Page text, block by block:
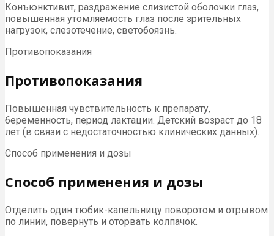
Конъюнктивит, раздражение слизистой оболочки глаз,
повышенная утомляемость глаз после зрительных
нагрузок, слезотечение, светобоязнь.
Противопоказания
Противопоказания
Повышенная чувствительность к препарату,
беременность, период лактации. Детский возраст до 18
лет (в связи с недостаточностью клинических данных).
Способ применения и дозы
Способ применения и дозы
Отделить один тюбик-капельницу поворотом и отрывом
по линии, повернуть и оторвать колпачок.